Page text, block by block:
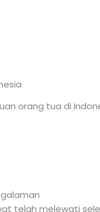
orang tua di
telah melewati